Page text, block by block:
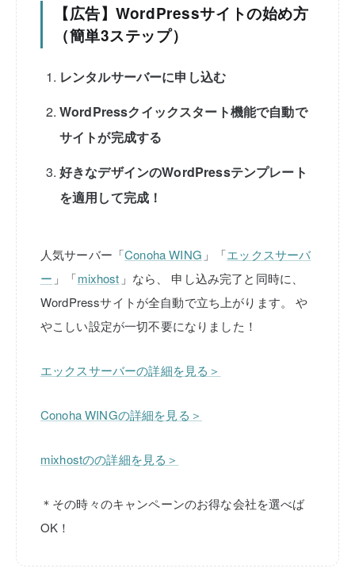
【広告】WordPressサイトの始め方
（簡単3ステップ）
レンタルサーバーに申し込む
WordPressクイックスタート機能で自動で
サイトが完成する
好きなデザインのWordPressテンプレート
を適用して完成！
人気サーバー「Conoha WING 」「エックスサーバ
ー 」「mixhost 」なら、
申し込み完了と同時に、
WordPressサイトが全自動で立ち上がります。
や
やこしい設定が一切不要になりました！
エックスサーバーの詳細を見る＞
Conoha WINGの詳細を見る＞
mixhostのの詳細を見る＞
＊その時々のキャンペーンのお得な会社を選べば
OK！